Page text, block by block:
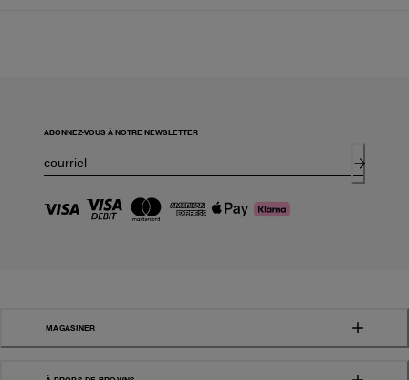
ABONNEZ-VOUS À NOTRE NEWSLETTER
MAGASINER